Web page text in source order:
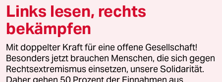
© 2026 taz Verlags und Vertriebs GmbH
Alle Rechte vorbehalten. Bei rechtlichen Fragen oder für Genehmigungen
wenden Sie sich bitte an
lizenzen@taz.de
Links lesen, rechts
bekämpfen
Mit doppelter Kraft für eine offene Gesellschaft!
Besonders jetzt brauchen Menschen, die sich gegen
Rechtsextremismus einsetzen, unsere Solidarität.